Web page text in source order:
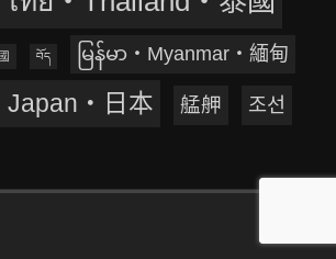
བོད မြန်မာ‧Myanmar‧緬甸
日本 艋舺 조선